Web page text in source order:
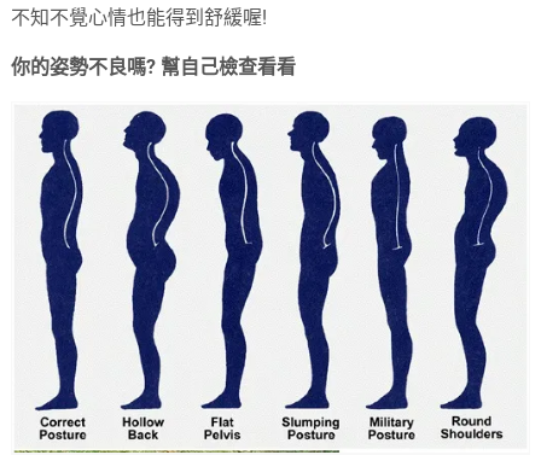
不知不覺心情也能得到舒緩喔!
你的姿勢不良嗎? 幫自己檢查看看